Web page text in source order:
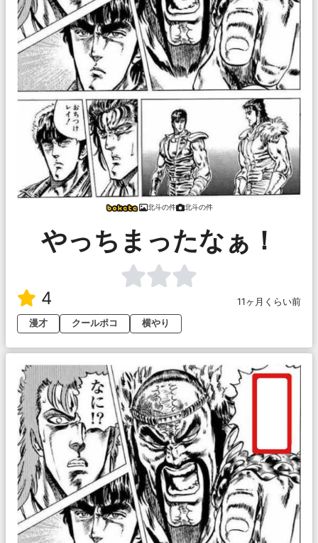
北斗の件 北斗の件
やっちまったなぁ！
4
11ヶ月くらい前
漫才
クールポコ 横やり